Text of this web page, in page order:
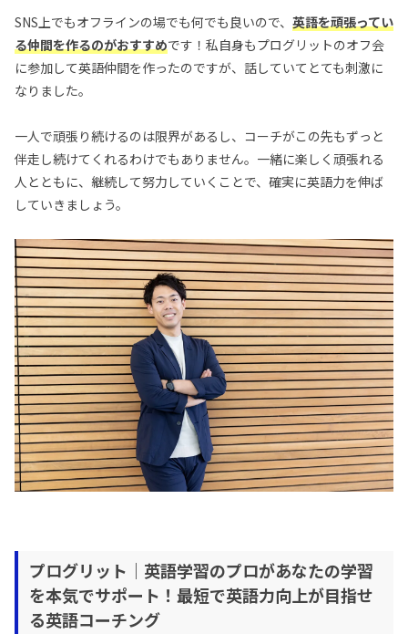
SNS上でもオフラインの場でも何でも良いので、 英語を頑張ってい
る仲間を作るのがおすすめです！私自身もプログリットのオフ会
に参加して英語仲間を作ったのですが、話していてとても刺激に
なりました。
一人で頑張り続けるのは限界があるし、コーチがこの先もずっと
伴走し続けてくれるわけでもありません。一緒に楽しく頑張れる
人とともに、継続して努力していくことで、確実に英語力を伸ば
していきましょう。
プログリット｜英語学習のプロがあなたの学習
を本気でサポート！最短で英語力向上が目指せ
る英語コーチング